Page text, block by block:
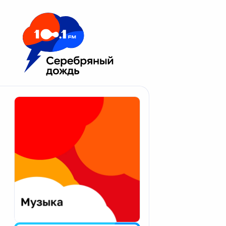
Москва 100.1 FM
Апатиты
Екатеринбург
Калининград
Калуга